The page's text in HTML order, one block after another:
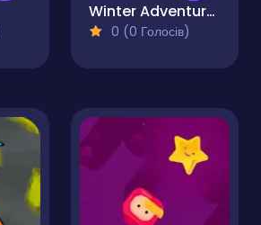
Winter Adventures
0 (0 Голосів)